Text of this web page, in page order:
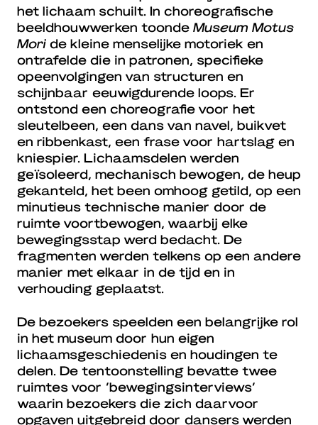
het lichaam schuilt. In choreografische
beeldhouwwerken toonde Museum Motus
Mori de kleine menselijke motoriek en
ontrafelde die in patronen, specifieke
opeenvolgingen van structuren en
schijnbaar eeuwigdurende loops. Er
ontstond een choreografie voor het
sleutelbeen, een dans van navel, buikvet
en ribbenkast, een frase voor hartslag en
kniespier. Lichaamsdelen werden
geïsoleerd, mechanisch bewogen, de heup
gekanteld, het been omhoog getild, op een
minutieus technische manier door de
ruimte voortbewogen, waarbij elke
bewegingsstap werd bedacht. De
fragmenten werden telkens op een andere
manier met elkaar in de tijd en in
verhouding geplaatst.
De bezoekers speelden een belangrijke rol
in het museum door hun eigen
lichaamsgeschiedenis en houdingen te
delen. De tentoonstelling bevatte twee
ruimtes voor ‘bewegingsinterviews’
waarin bezoekers die zich daarvoor
opgaven uitgebreid door dansers werden